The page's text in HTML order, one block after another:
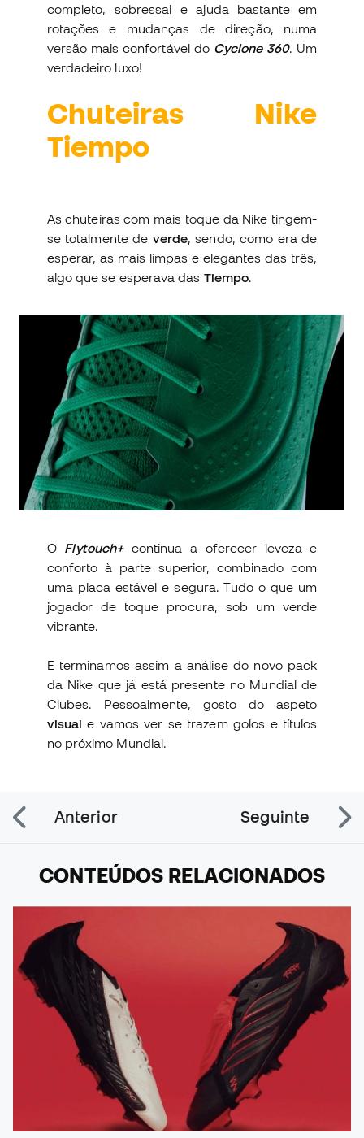
completo, sobressai e ajuda bastante em
rotações e mudanças de direção, numa
versão mais confortável do Cyclone 360. Um
verdadeiro luxo!
Chuteiras Nike
Tiempo
As chuteiras com mais toque da Nike tingem-
se totalmente de verde, sendo, como era de
esperar, as mais limpas e elegantes das três,
algo que se esperava das Tiempo.
O Flytouch+ continua a oferecer leveza e
conforto à parte superior, combinado com
uma placa estável e segura. Tudo o que um
jogador de toque procura, sob um verde
vibrante.
E terminamos assim a análise do novo pack
da Nike que já está presente no Mundial de
Clubes. Pessoalmente, gosto do aspeto
visuale vamos ver se trazem golos e títulos
no próximo Mundial.
Anterior Seguinte
CONTEÚDOS RELACIONADOS